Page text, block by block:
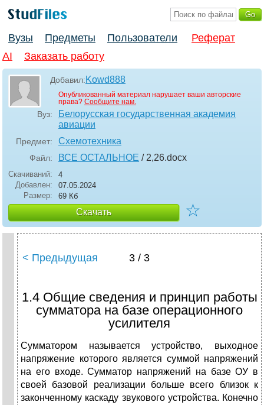
Вузы Предметы Пользователи
Реферат
AI
Заказать работу
Добавил:Kowd888
Опубликованный материал нарушает ваши авторские
права? Сообщите нам.
Вуз:
Белорусская государственная академия
авиации
Предмет: Схемотехника
Файл: ВСЕ ОСТАЛЬНОЕ / 2,26.docx
Скачиваний:
4
Добавлен:
07.05.2024
Размер:
69 Кб
Скачать ☆
< Предыдущая 3 / 3
1.4 Общие сведения и принцип работы
сумматора на базе операционного
усилителя
Сумматором называется устройство, выходное
напряжение которого является суммой напряжений
на его входе. Сумматор напряжений на базе ОУ в
своей базовой реализации больше всего близок к
законченному каскаду звукового устройства. Конечно